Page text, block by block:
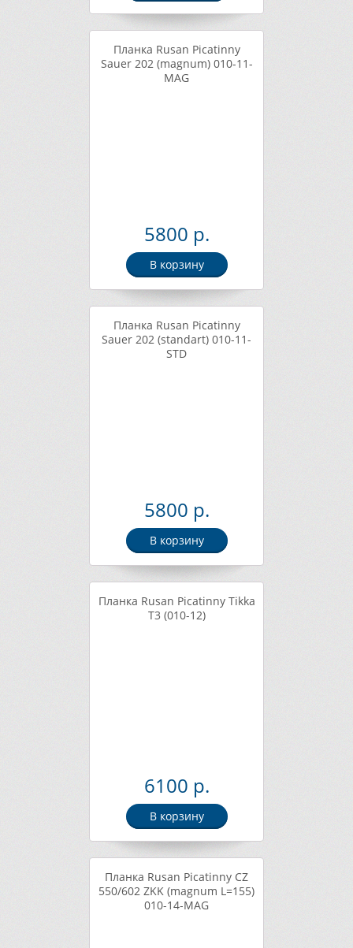
Планка Rusan Picatinny
Sauer 202 (magnum) 010-11-
MAG
5800 р.
В корзину
Планка Rusan Picatinny
Sauer 202 (standart) 010-11-
STD
5800 р.
В корзину
Планка Rusan Picatinny Tikka
T3 (010-12)
6100 р.
В корзину
Планка Rusan Picatinny CZ
550/602 ZKK (magnum L=155)
010-14-MAG